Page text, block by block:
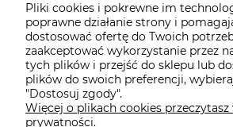
Płatności i dostawa
Informacje
O nas
Pliki cookies i pokrewne im
poprawne działanie strony i
dostosować ofertę do Twoich
zaakceptować wykorzystanie przez
tych plików i przejść do sklepu lub
plików do swoich preferencji,
"Dostosuj zgody".
Więcej o plikach cookies
prywatności.